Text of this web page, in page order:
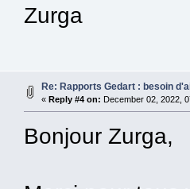
Zurga
Re: Rapports Gedart : besoin
« Reply #4 on: December 02, 2022,
Bonjour Zurga,